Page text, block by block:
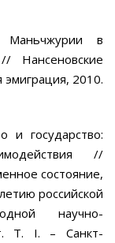
в
Нансеновские
эмиграция, 2010.
и государство:
//
состояние,
российской
научно-
Т. I. – Санкт-